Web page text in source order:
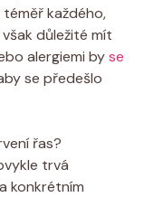
každého,
však důležité mít
alergiemi byse
se předešlo
řas?
trvá
konkrétním